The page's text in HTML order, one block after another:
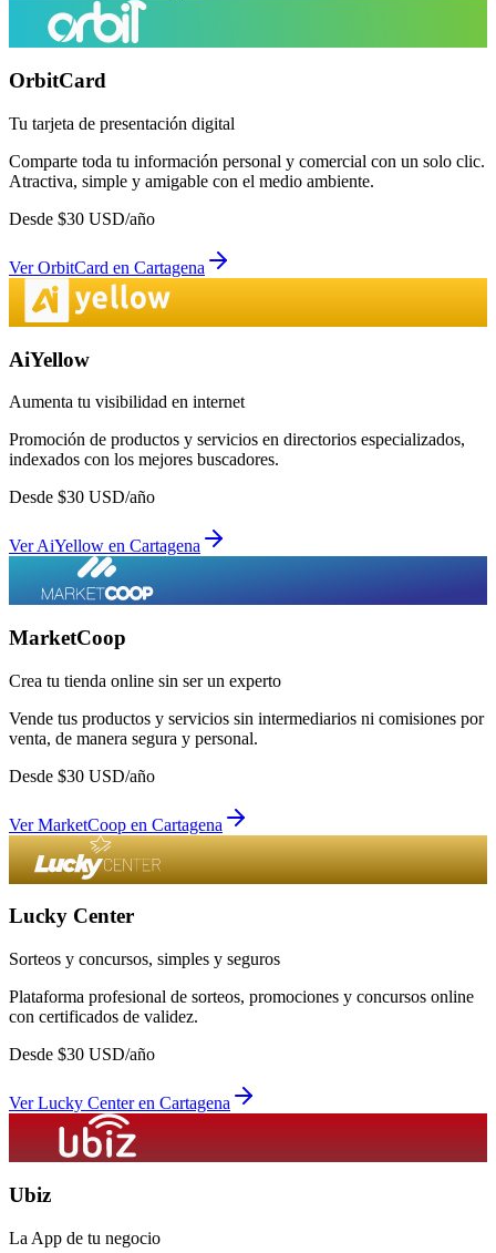
OrbitCard
Tu tarjeta de presentación digital
Comparte toda tu información personal y comercial con un solo clic.
Atractiva, simple y amigable con el medio ambiente.
Desde $30 USD/año
VerOrbitCard en Cartagena
AiYellow
Aumenta tu visibilidad en internet
Promoción de productos y servicios en directorios especializados,
indexados con los mejores buscadores.
Desde $30 USD/año
VerAiYellow en Cartagena
MarketCoop
Crea tu tienda online sin ser un experto
Vende tus productos y servicios sin intermediarios ni comisiones por
venta, de manera segura y personal.
Desde $30 USD/año
VerMarketCoop en Cartagena
Lucky Center
Sorteos y concursos, simples y seguros
Plataforma profesional de sorteos, promociones y concursos online
con certificados de validez.
Desde $30 USD/año
VerLucky Centeren Cartagena
Ubiz
La App de tu negocio